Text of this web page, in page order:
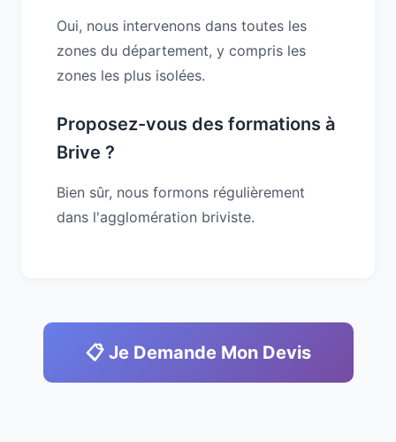
Oui, nous intervenons dans toutes les
zones du département, y compris les
zones les plus isolées.
Proposez-vous des formations à
Brive ?
Bien sûr, nous formons régulièrement
dans l'agglomération briviste.
📋 Je Demande Mon Devis